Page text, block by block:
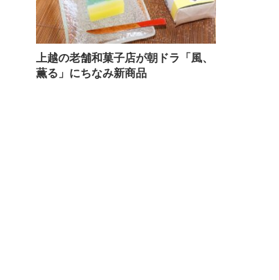
上越の老舗和菓子店が朝ドラ「風、
薫る」にちなみ新商品